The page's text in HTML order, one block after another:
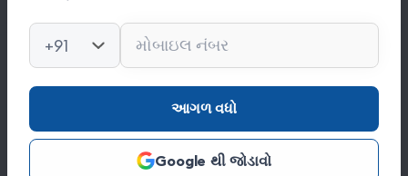
કિતાબ લાઈબ્રેરી
ફોટો ગેલેરી
સંપર્ક
0278 251 0056
hajinajitrust@gmail.com
+91
આગળ વધો
Google થી જોડાવો